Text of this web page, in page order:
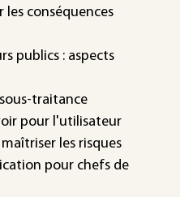
les conséquences
publics : aspects
traitance
pour l'utilisateur
les risques
pour chefs de